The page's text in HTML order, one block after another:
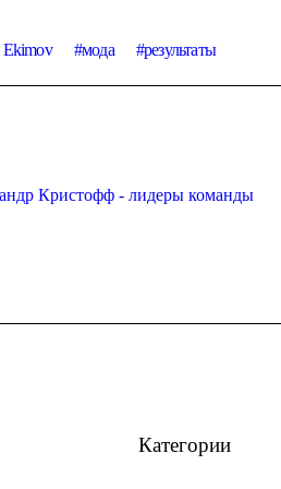
Ekimov мода результаты
Кристофф - лидеры команды
Категории